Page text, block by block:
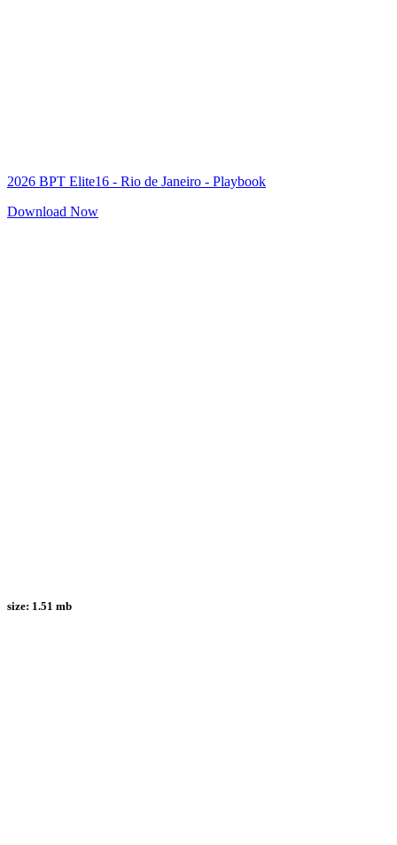
2026 BPT Elite16 - Rio de Janeiro - Playbook
Download Now
size: 1.51 mb